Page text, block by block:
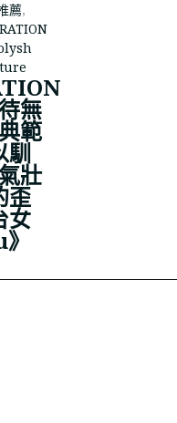
薦,
無
範
馴
壯
歪
女
，請 email 至